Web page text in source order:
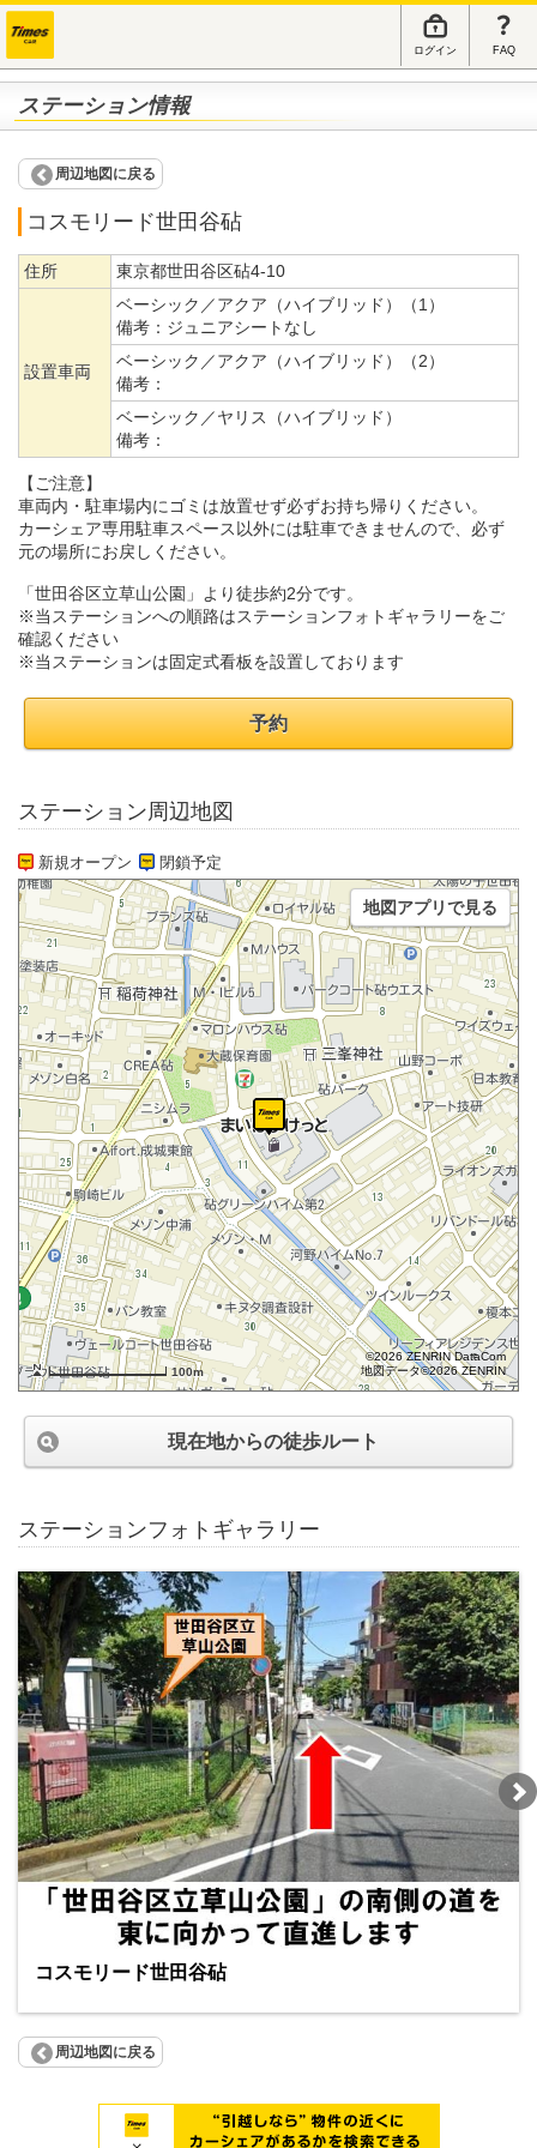
ログイン FAQ
ステーション情報
周辺地図に戻る
コスモリード世田谷砧
住所 東京都世田谷区砧4-10
設置車両
ベーシック／アクア（ハイブリッド）（1）
備考： ジュニアシートなし
ベーシック／アクア（ハイブリッド）（2）
備考：
ベーシック／ヤリス（ハイブリッド）
備考：
【ご注意】
車両内・駐車場内にゴミは放置せず必ずお持ち帰りください。
カーシェア専用駐車スペース以外には駐車できませんので、必ず
元の場所にお戻しください。
「世田谷区立草山公園」より徒歩約2分です。
※当ステーションへの順路はステーションフォトギャラリーをご
確認ください
※当ステーションは固定式看板を設置しております
予約
ステーション周辺地図
新規オープン 閉鎖予定
100m
©2026 ZENRIN DataCom
地図データ©2026 ZENRIN
地図アプリで見る
現在地からの徒歩ルート
ステーションフォトギャラリー
コスモリード世田谷砧
周辺地図に戻る